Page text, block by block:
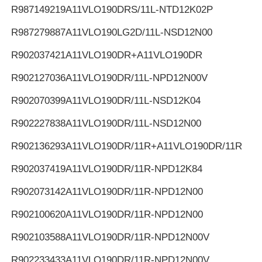
R987149219A11VLO190DRS/11L-NTD12K02P
R987279887A11VLO190LG2D/11L-NSD12N00
R902037421A11VLO190DR+A11VLO190DR
R902127036A11VLO190DR/11L-NPD12N00V
R902070399A11VLO190DR/11L-NSD12K04
R902227838A11VLO190DR/11L-NSD12N00
R902136293A11VLO190DR/11R+A11VLO190DR/11R
R902037419A11VLO190DR/11R-NPD12K84
R902073142A11VLO190DR/11R-NPD12N00
R902100620A11VLO190DR/11R-NPD12N00
R902103588A11VLO190DR/11R-NPD12N00V
R902233433A11VLO190DR/11R-NPD12N00V